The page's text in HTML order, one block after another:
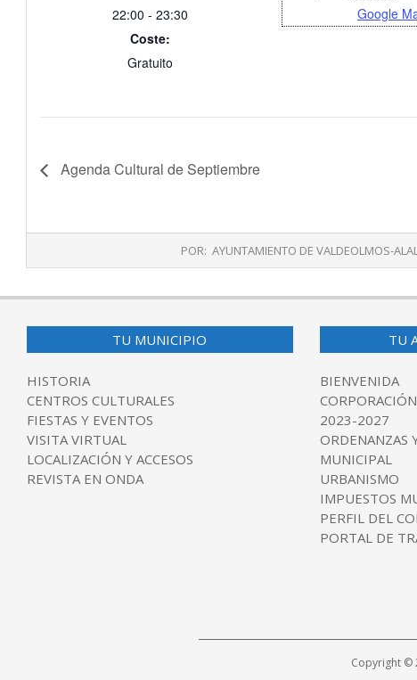
22:00 - 23:30
Coste:
Gratuito
Google
Agenda Cultural de Septiembre
POR: AYUNTAMIENTO DE VALDEOLMOS-
TU MUNICIPIO
HISTORIA
CENTROS CULTURALES
FIESTAS Y EVENTOS
VISITA VIRTUAL
LOCALIZACIÓN Y ACCESOS
REVISTA EN ONDA
TU
BIENVENIDA
2023-2027
ORDENANZAS
MUNICIPAL
URBANISMO
IMPUESTOS
PERFIL DEL
PORTAL DE
Copyright